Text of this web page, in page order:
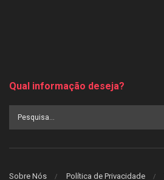
Qual informação deseja?
Sobre Nós Política de Privacidade